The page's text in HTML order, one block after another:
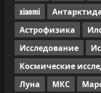
xiaomi
Астрофизика
Исследование
Космические
Луна
МКС